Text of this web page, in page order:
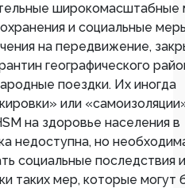
широкомасштабные
и социальные
на передвижение,
географического
поездки. Их иногда
или
на здоровье населения в
недоступна, но
социальные последствия и
таких мер, которые могут